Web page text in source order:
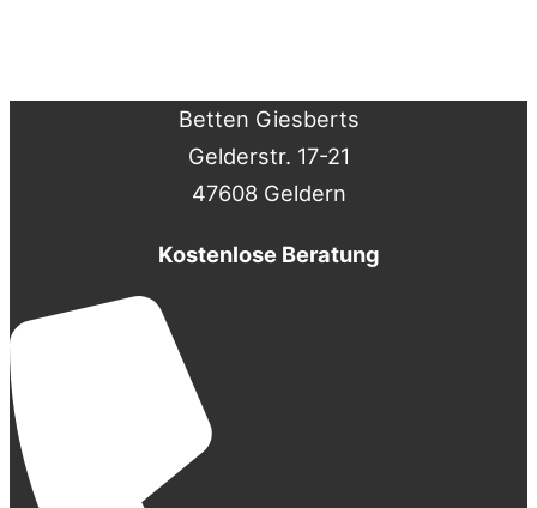
Betten Giesberts
Gelderstr. 17-21
47608 Geldern
Kostenlose Beratung